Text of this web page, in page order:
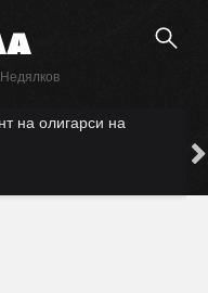
на олигарси на